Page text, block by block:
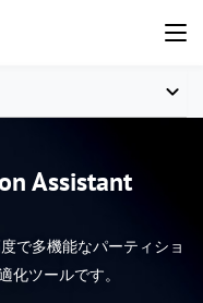
Assistant
で多機能なパーティショ
化ツールです。